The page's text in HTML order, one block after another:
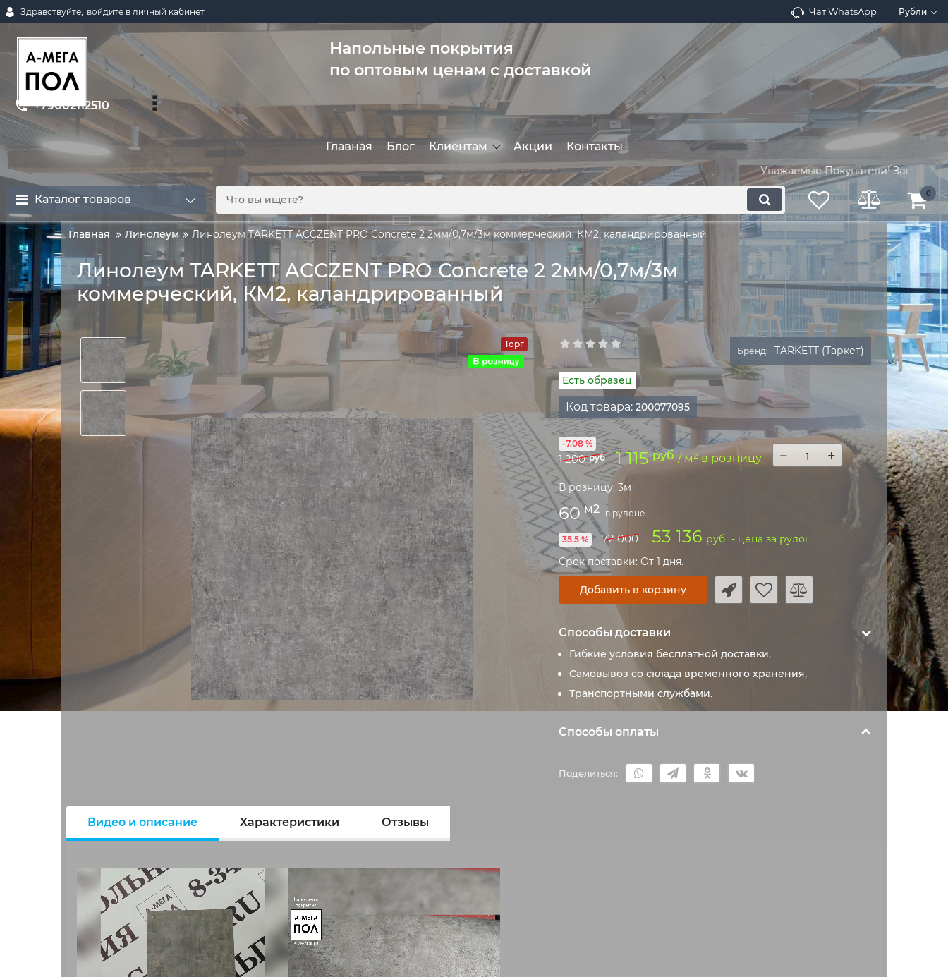
Здравствуйте, войдите в личный кабинет Чат WhatsApp Рубли
Напольные покрытия
по оптовым ценам с доставкой
+79002112510
Главная Блог Клиентам Акции Контакты
Уважаемые Покупатели! Запросите
Каталог товаров 0
Главная Линолеум Линолеум TARKETT ACCZENT PRO Concrete 2 2мм/0,7м/3м коммерческий, КМ2, каландрированный
Линолеум TARKETT ACCZENT PRO Concrete 2 2мм/0,7м/3м
коммерческий, КМ2, каландрированный
Торг
Бренд: TARKETT (Таркет)
Есть образец
Код товара: 200077095
1 200 руб 1 115 руб / м² в розницу
-7.08 %
− +
В розницу: 3м
60 м2- в рулоне
35.5 % 72 000 53 136 руб - цена за рулон
Срок поставки: От 1 дня.
Добавить в корзину
Способы доставки
Гибкие условия бесплатной доставки,
Самовывоз со склада временного хранения,
Транспортными службами.
Способы оплаты
Поделиться:
Видео и описание Характеристики Отзывы